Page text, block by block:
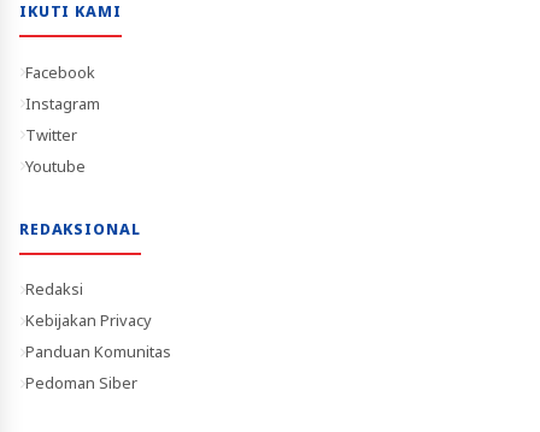
IKUTI KAMI
Facebook
Instagram
Twitter
Youtube
REDAKSIONAL
Redaksi
Kebijakan Privacy
Panduan Komunitas
Pedoman Siber